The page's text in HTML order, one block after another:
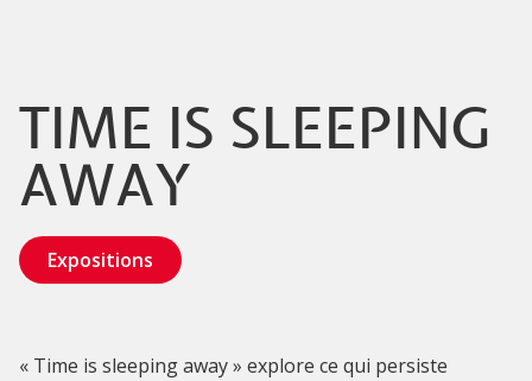
TIME IS SLEEPING
AWAY
Expositions
« Time is sleeping away » explore ce qui persiste